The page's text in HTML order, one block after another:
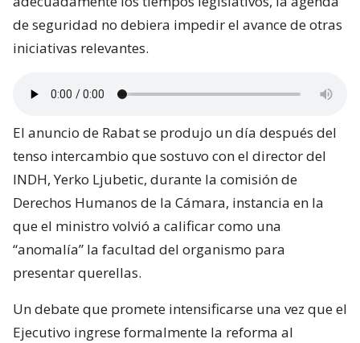
de seguridad no debiera impedir el avance de otras
iniciativas relevantes.
El anuncio de Rabat se produjo un día después del
tenso intercambio que sostuvo con el director del
INDH, Yerko Ljubetic, durante la comisión de
Derechos Humanos de la Cámara, instancia en la
que el ministro volvió a calificar como una
“anomalía” la facultad del organismo para
presentar querellas.
Un debate que promete intensificarse una vez que el
Ejecutivo ingrese formalmente la reforma al